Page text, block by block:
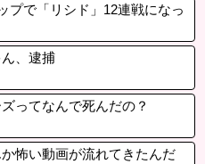
プで「リシド」12連戦になっ
ん、逮捕
ってなんで死んだの？
怖い動画が流れてきたんだ